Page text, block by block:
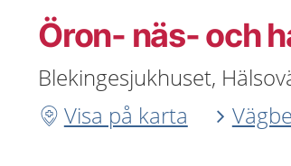
Öron- näs- och
Blekingesjukhuset,
Visa på karta